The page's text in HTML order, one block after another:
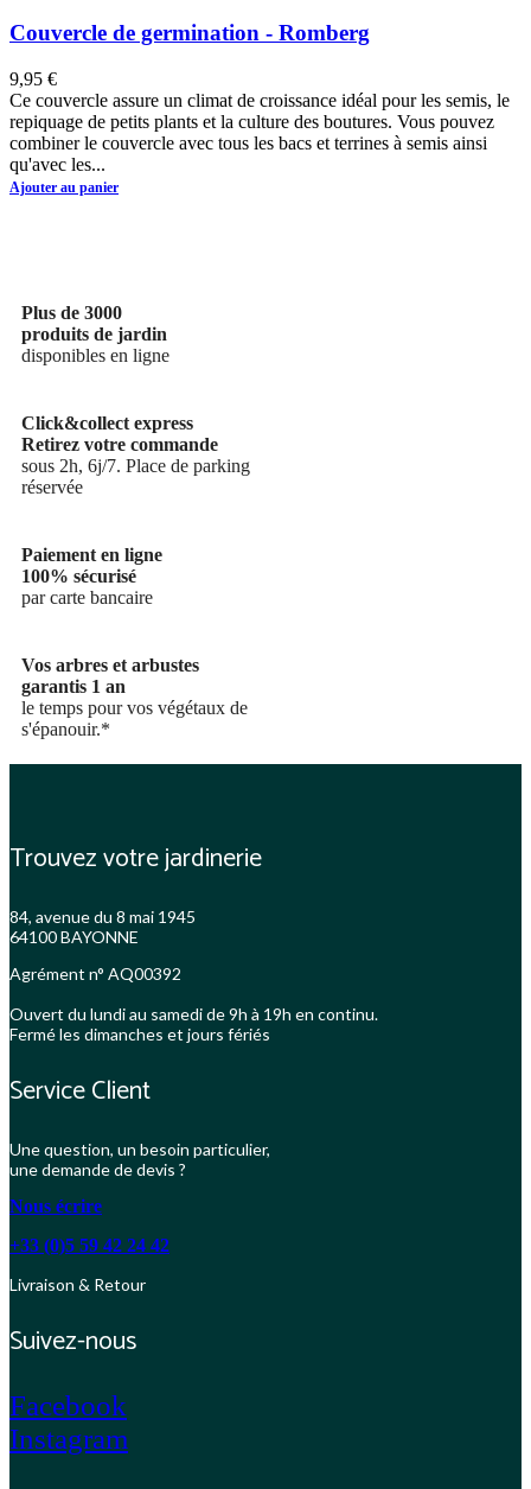
Couvercle de germination - Romberg
9,95 €
Ce couvercle assure un climat de croissance idéal pour les semis, le
repiquage de petits plants et la culture des boutures. Vous pouvez
combiner le couvercle avec tous les bacs et terrines à semis ainsi
qu'avec les...
Ajouter au panier
Plus de 3000
produits de jardin
disponibles en ligne
Click&collect express
Retirez votre commande
sous 2h, 6j/7. Place de parking
réservée
Paiement en ligne
100% sécurisé
par carte bancaire
Vos arbres et arbustes
garantis 1 an
le temps pour vos végétaux de
s'épanouir.*
Trouvez votre jardinerie
84, avenue du 8 mai 1945
64100 BAYONNE
Agrément n° AQ00392
Ouvert du lundi au samedi de 9h à 19h en continu.
Fermé les dimanches et jours fériés
Service Client
Une question, un besoin particulier,
une demande de devis ?
Nous écrire
+33 (0)5 59 42 24 42
Livraison & Retour
Suivez-nous
Facebook
Instagram